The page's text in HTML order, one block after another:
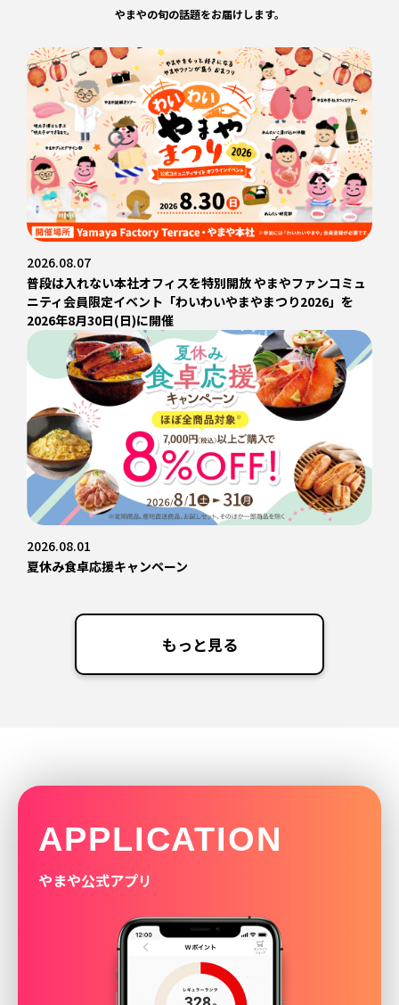
やまやの旬の話題をお届けします。
2026.08.07
普段は入れない本社オフィスを特別開放 やまやファンコミュ
ニティ会員限定イベント「わいわいやまやまつり2026」を
2026年8月30日(日)に開催
2026.08.01
夏休み食卓応援キャンペーン
もっと見る
APPLICATION
やまや公式アプリ